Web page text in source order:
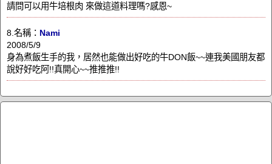
請問可以用牛培根肉 來做這道料理嗎?感恩~
8.名稱： Nami
2008/5/9
身為煮飯生手的我，居然也能做出好吃的牛DON飯~~連我美國朋友都
說好好吃阿!!真開心~~推推推!!